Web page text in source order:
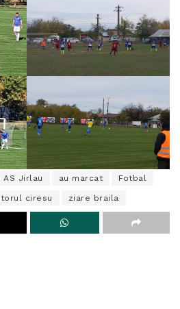
AS Jirlau au marcat Fotbal
ciresu ziare braila